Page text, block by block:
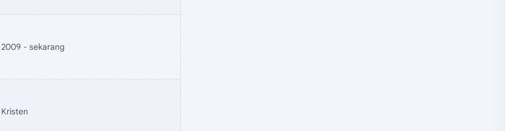
2009 - sekarang
Kristen